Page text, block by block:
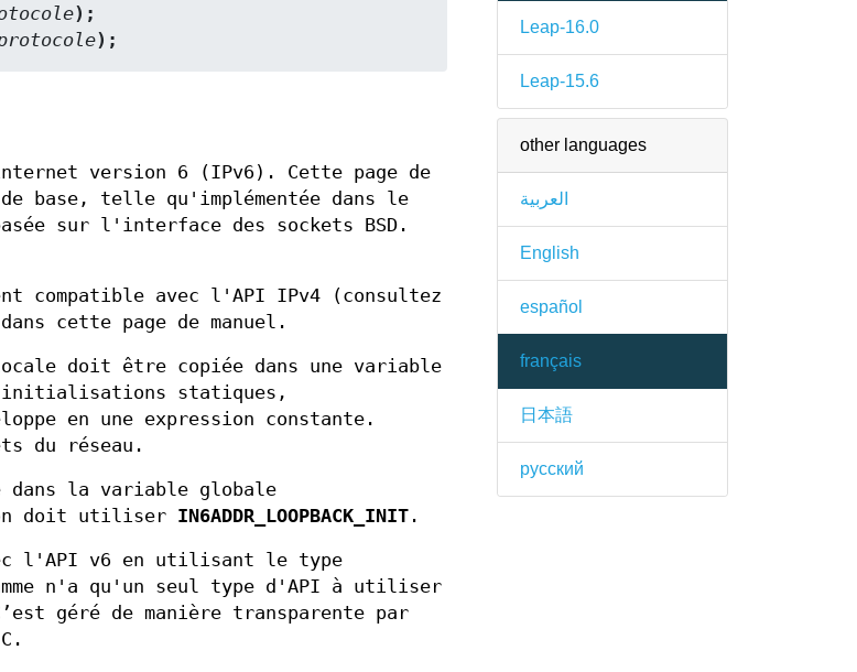
Leap-16.0
Leap-15.6
other languages
العربية
English
español
français
日本語
русский
);
);
version 6 (IPv6). Cette page de
base, telle qu'implémentée dans le
sur l'interface des sockets BSD.
compatible avec l'API IPv4 (consultez
cette page de manuel.
doit être copiée dans une variable
initialisations statiques,
en une expression constante.
du réseau.
dans la variable globale
doit utiliser IN6ADDR_LOOPBACK_INIT .
l'API v6 en utilisant le type
n'a qu'un seul type d'API à utiliser
géré de manière transparente par